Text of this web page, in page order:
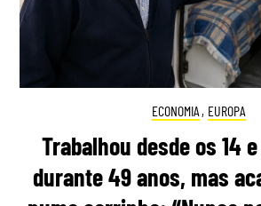
ECONOMIA , EUROPA
Trabalhou desde os 14
durante 49 anos, mas